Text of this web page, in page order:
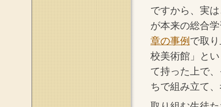
ですから、実
が本来の総合
章の事例で取
校美術館」と
て持った上で
ちで組み立て